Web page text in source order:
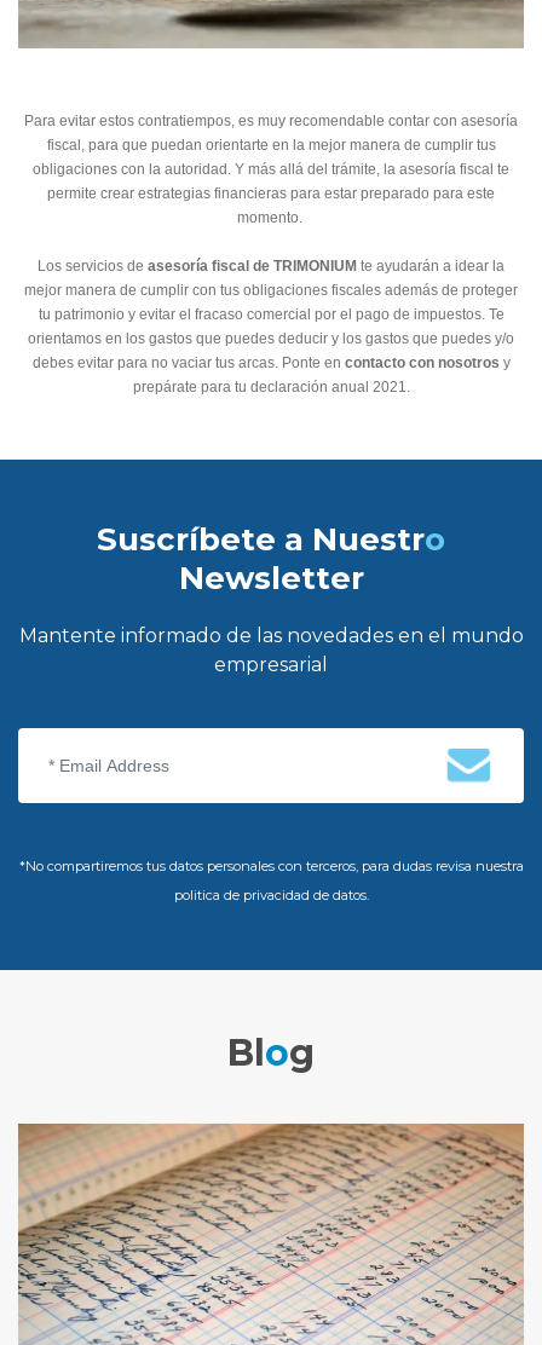
Para evitar estos contratiempos, es muy recomendable contar con asesoría
fiscal, para que puedan orientarte en la mejor manera de cumplir tus
obligaciones con la autoridad. Y más allá del trámite, la asesoría fiscal te
permite crear estrategias financieras para estar preparado para este
momento.
Los servicios de asesoría fiscal de TRIMONIUM te ayudarán a idear la
mejor manera de cumplir con tus obligaciones fiscales además de proteger
tu patrimonio y evitar el fracaso comercial por el pago de impuestos. Te
orientamos en los gastos que puedes deducir y los gastos que puedes y/o
debes evitar para no vaciar tus arcas. Ponte en contacto con nosotros y
prepárate para tu declaración anual 2021.
Suscríbete a Nuestro
Newsletter
Mantente informado de las novedades en el mundo
empresarial
*No compartiremos tus datos personales con terceros, para dudas revisa nuestra
politica de privacidad de datos.
Blog